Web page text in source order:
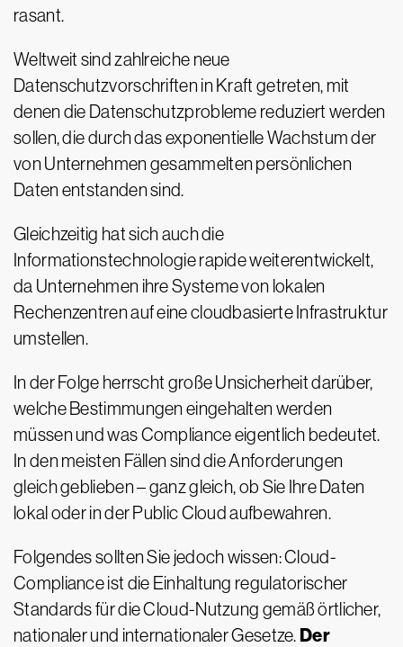
rasant.
Weltweit sind zahlreiche neue
Datenschutzvorschriften in Kraft getreten, mit
denen die Datenschutzprobleme reduziert werden
sollen, die durch das exponentielle Wachstum der
von Unternehmen gesammelten persönlichen
Daten entstanden sind.
Gleichzeitig hat sich auch die
Informationstechnologie rapide weiterentwickelt,
da Unternehmen ihre Systeme von lokalen
Rechenzentren auf eine cloudbasierte Infrastruktur
umstellen.
In der Folge herrscht große Unsicherheit darüber,
welche Bestimmungen eingehalten werden
müssen und was Compliance eigentlich bedeutet.
In den meisten Fällen sind die Anforderungen
gleich geblieben – ganz gleich, ob Sie Ihre Daten
lokal oder in der Public Cloud aufbewahren.
Folgendes sollten Sie jedoch wissen: Cloud-
Compliance ist die Einhaltung regulatorischer
Standards für die Cloud-Nutzung gemäß örtlicher,
nationaler und internationaler Gesetze. Der